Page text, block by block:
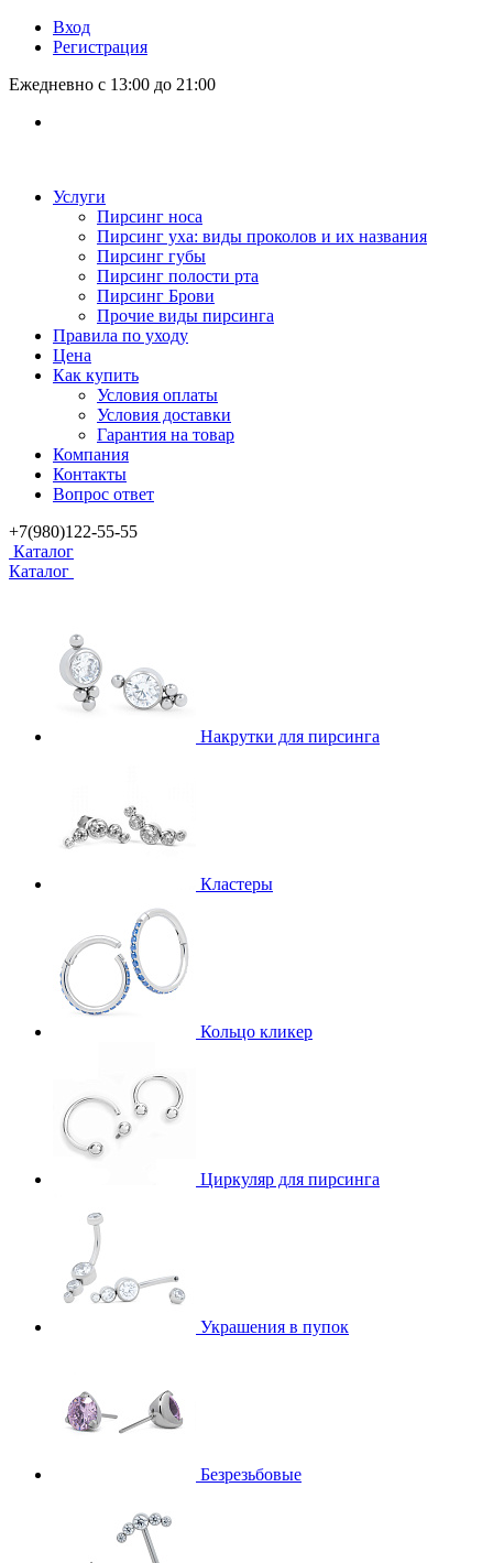
Вход
Регистрация
Ежедневно с 13:00 до 21:00
Услуги
Пирсинг носа
Пирсинг уха: виды проколов и их названия
Пирсинг губы
Пирсинг полости рта
Пирсинг Брови
Прочие виды пирсинга
Правила по уходу
Цена
Как купить
Условия оплаты
Условия доставки
Гарантия на товар
Компания
Контакты
Вопрос ответ
+7(980)122-55-55
Каталог
Каталог
Накрутки для пирсинга
Кластеры
Кольцо кликер
Циркуляр для пирсинга
Украшения в пупок
Безрезьбовые